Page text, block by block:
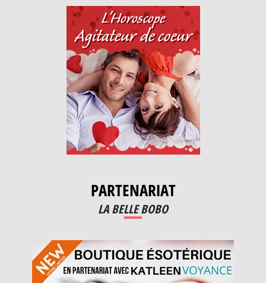
PARTENARIAT
LA BELLE BOBO